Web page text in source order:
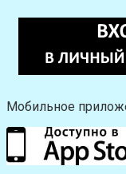
Мобильное